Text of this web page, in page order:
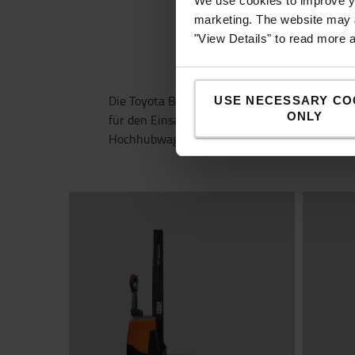
marketing. The website
"View Details" to read more
USE NECESSARY
ONLY
Die Toyota BT Staxio HWE-Mitgänger-
für den Einsatz in öffentlichen Bereichen wie
Hochhubwagen erzeugt.